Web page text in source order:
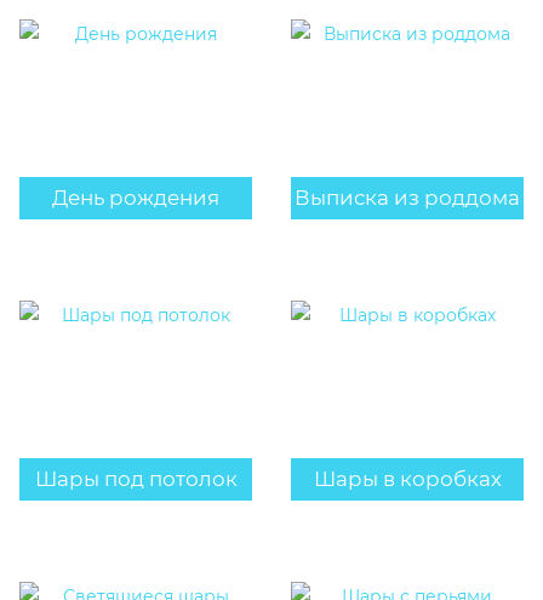
День рождения Выписка из роддома
Шары под потолок Шары в коробках